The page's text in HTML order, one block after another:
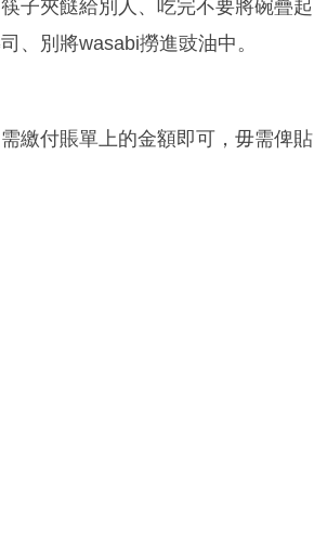
子夾餸給別人、吃完不要將碗疊起
、別將wasabi撈進豉油中。
繳付賬單上的金額即可，毋需俾貼